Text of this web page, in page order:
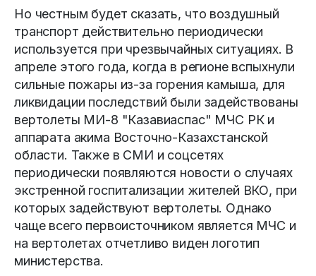
Но честным будет сказать, что воздушный
транспорт действительно периодически
используется при чрезвычайных ситуациях. В
апреле этого года, когда в регионе вспыхнули
сильные пожары из-за горения камыша, для
ликвидации последствий были задействованы
вертолеты МИ-8 "Казавиаспас" МЧС РК и
аппарата акима Восточно-Казахстанской
области. Также в СМИ и соцсетях
периодически появляются новости о случаях
экстренной госпитализации жителей ВКО, при
которых задействуют вертолеты. Однако
чаще всего первоисточником является МЧС и
на вертолетах отчетливо виден логотип
министерства.